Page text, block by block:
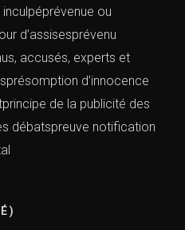
ou
d’assisesprévenu
accusés, experts et
d’innocence
de la publicité des
débatspreuve notification